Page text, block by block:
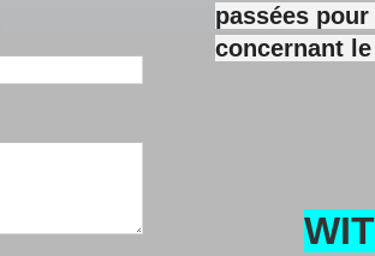
passées
concernant